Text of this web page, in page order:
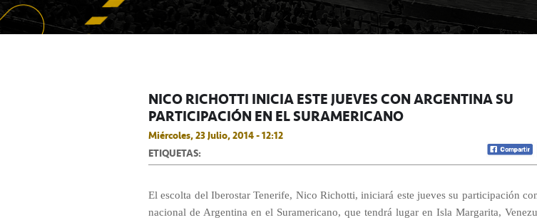
NICO RICHOTTI INICIA ESTE JUEVES CON ARGENTINA SU
PARTICIPACIÓN EN EL SURAMERICANO
Miércoles, 23 Julio, 2014 - 12:12
ETIQUETAS:
El escolta del Iberostar Tenerife, Nico Richotti, iniciará este jueves su participación
nacional de Argentina en el Suramericano, que tendrá lugar en Isla Margarita,